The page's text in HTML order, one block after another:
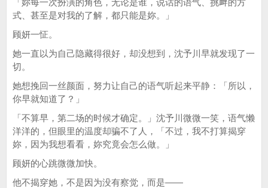
「妳每一次扮演的角色，无论是谁，说话的语气、挑衅的方
式、甚至是对我的了解，都只能是妳。」
顾妍一怔。
她一直以为自己隐藏得很好，却没想到，沈予川早就发现了一
切。
她想挽回一丝颜面，努力让自己的语气听起来平静：「所以，
你早就知道了？」
「不算早，第二场的时候才确定。」沈予川微微一笑，语气懒
洋洋的，但眼里的温度却骗不了人，「不过，我不打算揭穿
妳，因为我想看看，妳究竟会怎么做。」
顾妍的心跳微微加快。
他不揭穿她，不是因为没有察觉，而是——